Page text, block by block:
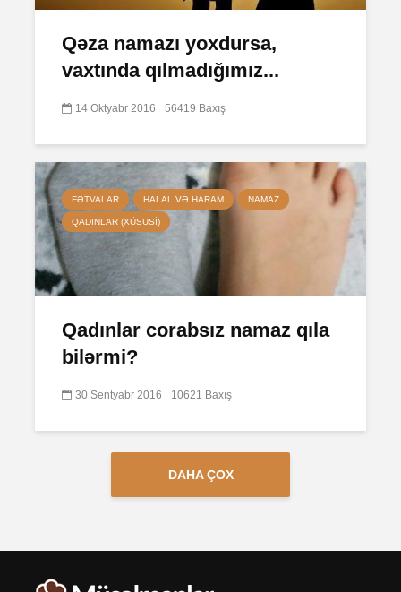
Qəza namazı yoxdursa,
vaxtında qılmadığımız...
14 Oktyabr 2016 56419 Baxış
FƏTVALAR HALAL VƏ HARAM NAMAZ
QADINLAR (XÜSUSI)
Qadınlar corabsız namaz qıla
bilərmi?
30 Sentyabr 2016 10621 Baxış
DAHA ÇOX